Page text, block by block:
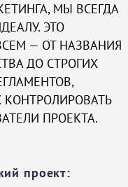
МЫ ВСЕГДА
ЭТО
— ОТ НАЗВАНИЯ
ДО СТРОГИХ
ПРОЕКТА.
проект: